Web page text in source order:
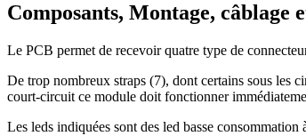
Composants, Montage, câblage
Le PCB permet de recevoir quatre type de
De trop nombreux straps (7), dont certains sous les
court-circuit ce module doit fonctionner
Les leds indiquées sont des led basse